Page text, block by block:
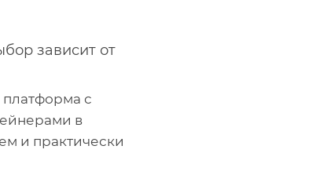
зависит от
с
в
и практически